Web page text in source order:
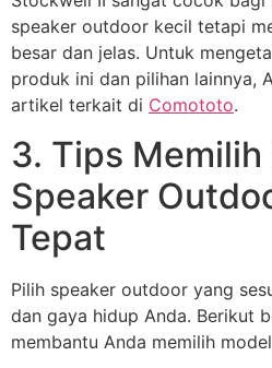
speaker outdoor kecil tetapi
besar dan jelas. Untuk
produk ini dan pilihan lainnya,
artikel terkait di Comototo.
3. Tips Memilih
Speaker
Tepat
Pilih speaker outdoor yang
dan gaya hidup Anda. Berikut
membantu Anda memilih